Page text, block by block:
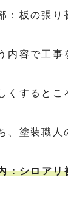
：板の張
内容で工事
くすると
、塗装職
：シロアリ